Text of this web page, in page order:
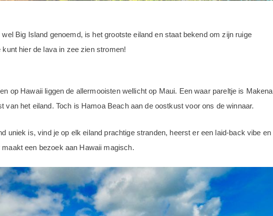
Big Island genoemd, is het grootste eiland en staat bekend om zijn ruige
hier de lava in zee zien stromen!
op Hawaii liggen de allermooisten wellicht op Maui. Een waar pareltje is Makena
van het eiland. Toch is Hamoa Beach aan de oostkust voor ons de winnaar.
uniek is, vind je op elk eiland prachtige stranden, heerst er een laid-back vibe en
een bezoek aan Hawaii magisch.